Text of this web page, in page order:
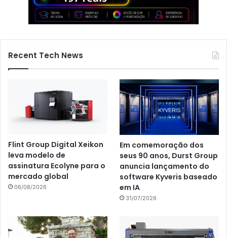
Recent Tech News
Flint Group Digital Xeikon
leva modelo de
assinatura Ecolyne para o
mercado global
06/08/2026
Em comemoração dos
seus 90 anos, Durst Group
anuncia lançamento do
software Kyveris baseado
em IA
31/07/2026